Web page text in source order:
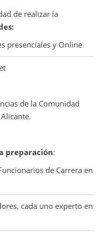
de realizar la
presenciales y Online
de la Comunidad
preparación:
de Carrera en
cada uno experto en